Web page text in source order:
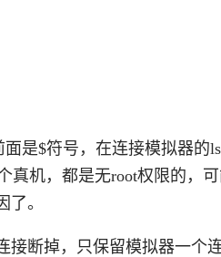
是$符号，在连接模拟器的
真机，都是无root权限的，
。
接断掉，只保留模拟器一个